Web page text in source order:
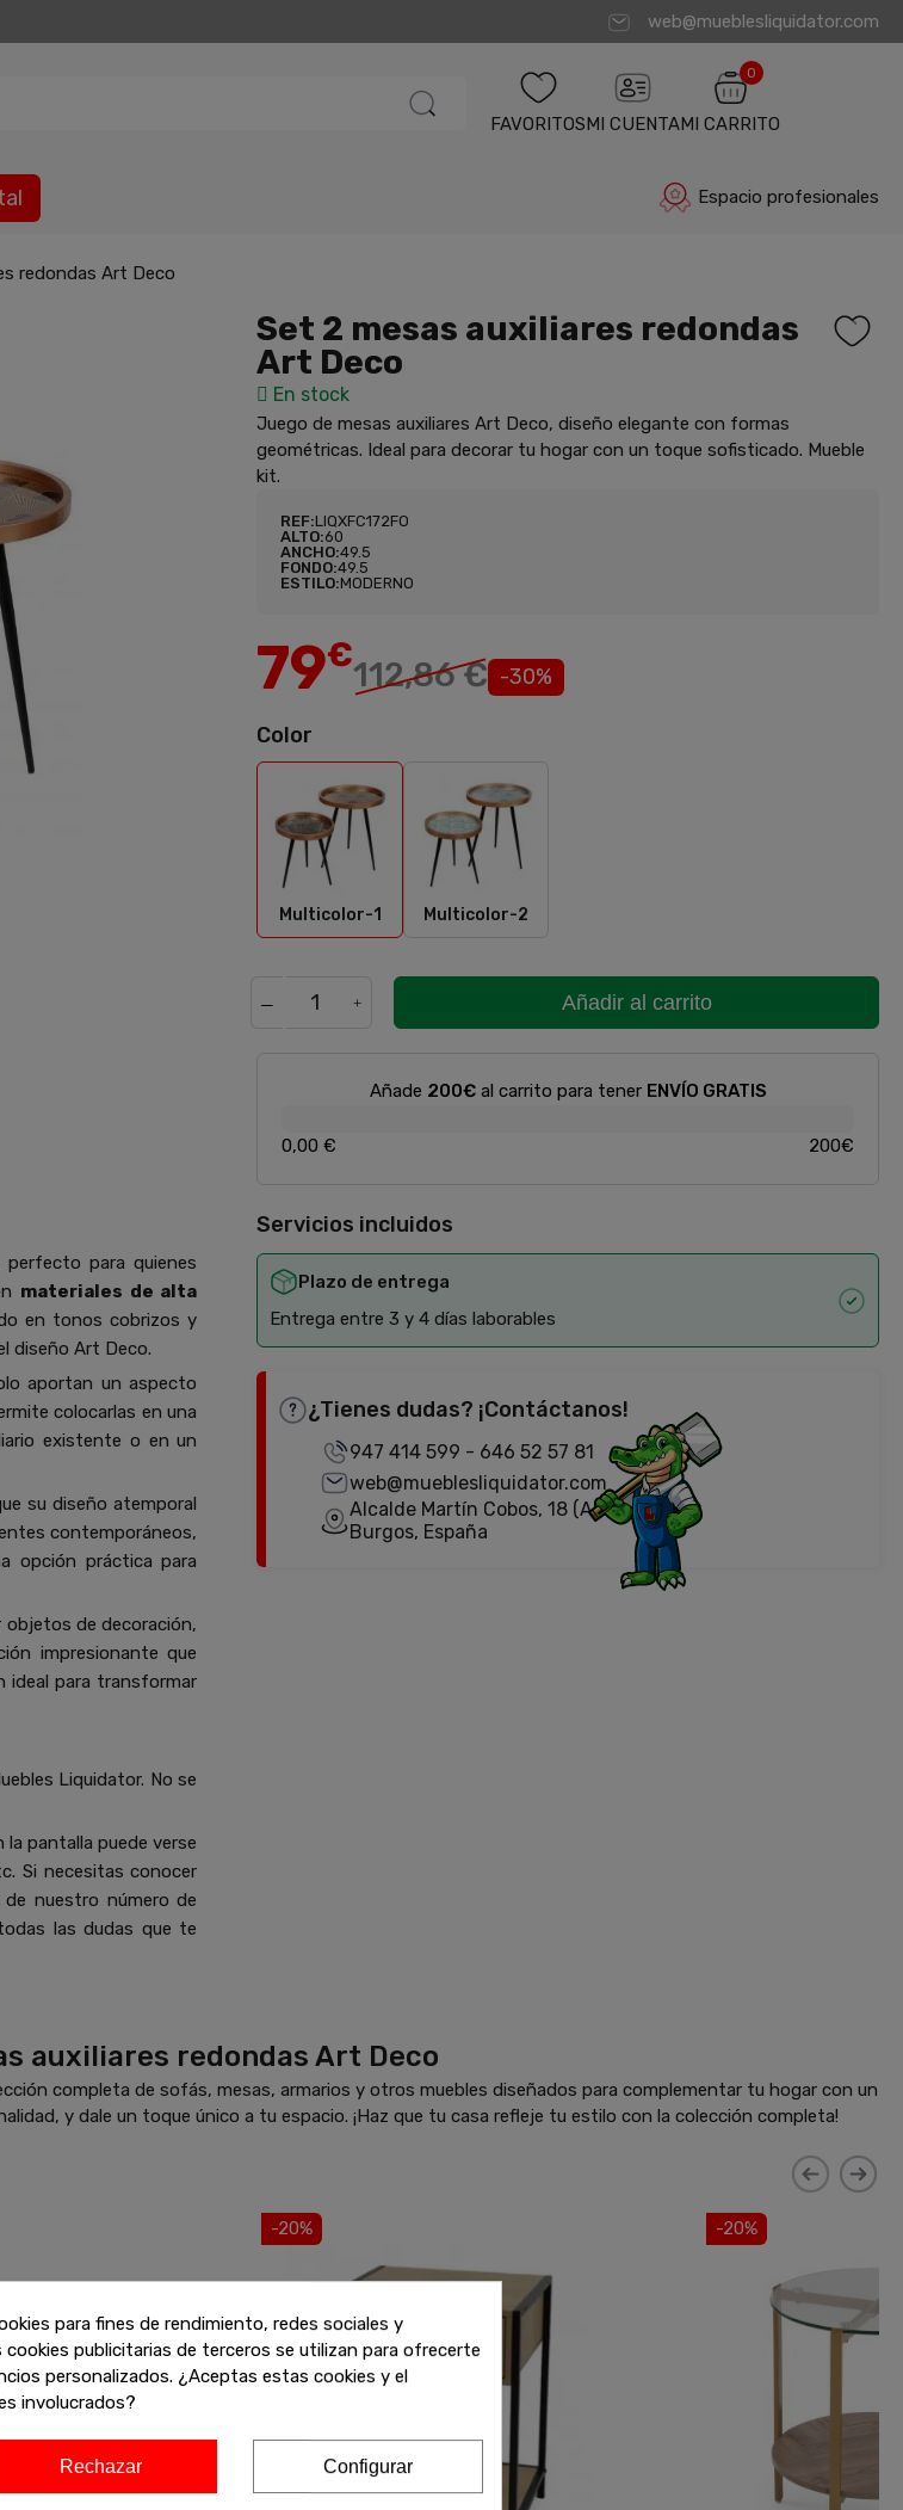
web@mueblesliquidator.com
FAVORITOSMI CUENTA
0
MI CARRITO
Espacio profesionales
redondas Art Deco
para quienes
materiales de alta
en tonos cobrizos y
diseño Art Deco.
aportan un aspecto
colocarlas en una
existente o en un
su diseño atemporal
contemporáneos,
opción práctica para
objetos de decoración,
impresionante que
ideal para transformar
Liquidator. No se
pantalla puede verse
Si necesitas conocer
nuestro número de
las dudas que te
Set 2 mesas auxiliares redondas
Art Deco
En stock
Juego de mesas auxiliares Art Deco, diseño elegante con formas
geométricas. Ideal para decorar tu hogar con un toque sofisticado. Mueble
kit.
REF:LIQXFC172FO
ALTO:60
ANCHO:49.5
FONDO:49.5
ESTILO:MODERNO
79€
112,86 € -30%
Color
Multicolor-1
Multicolor-1
Multicolor-2
Multicolor-2
Añadir al carrito
Añade 200€al carrito para tener ENVÍO GRATIS
0,00 € 200€
Servicios incluidos
Plazo de entrega
Entrega entre 3 y 4 días laborables
¿Tienes dudas? ¡Contáctanos!
947 414 599 - 646 52 57 81
web@mueblesliquidator.com
Alcalde Martín Cobos, 18 (Antigua Fiat)
Burgos, España
auxiliares redondas Art Deco
completa de sofás, mesas, armarios y otros muebles diseñados para complementar tu hogar con un
y dale un toque único a tu espacio. ¡Haz que tu casa refleje tu estilo con la colección completa!
-20% -20%
para fines de rendimiento, redes sociales y
cookies publicitarias de terceros se utilizan para ofrecerte
personalizados. ¿Aceptas estas cookies y el
involucrados?
Rechazar Configurar